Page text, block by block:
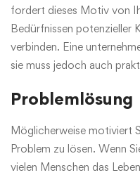
fordert dieses Motiv von
Bedürfnissen potenzieller
verbinden. Eine
sie muss jedoch auch
Problemlösung
Möglicherweise motiviert
Problem zu lösen. Wenn
vielen Menschen das